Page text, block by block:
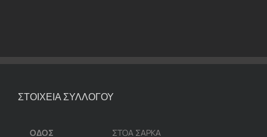
ΣΤΟΙΧΕΙΑ ΣΥΛΛΟΓΟΥ
ΟΔΟΣ ΣΤΟΑ ΣΑΡΚΑ